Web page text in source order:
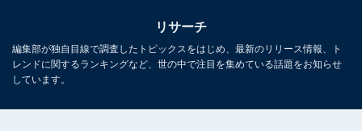
リサーチ
編集部が独自目線で調査したトピックスをはじめ、最新のリリース情報、ト
レンドに関するランキングなど、世の中で注目を集めている話題をお知らせ
しています。